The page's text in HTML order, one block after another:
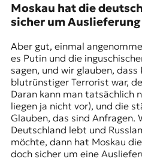
Moskau hat die
sicher um Auslieferung
Aber gut, einmal
es Putin und die
sagen, und wir glauben, dass
blutrünstiger Terrorist war,
Daran kann man tatsächlich
liegen ja nicht vor), und die
Glauben, das sind Anfragen.
Deutschland lebt und
möchte, dann hat Moskau
doch sicher um eine